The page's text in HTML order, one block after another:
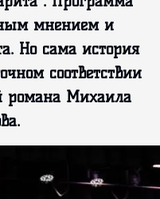
мнением и
Но сама история
соответствии
романа Михаила